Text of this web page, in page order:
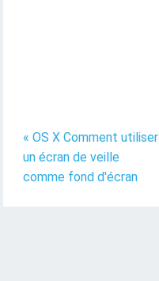
« OS X Comment utiliser
un écran de veille
comme fond d'écran